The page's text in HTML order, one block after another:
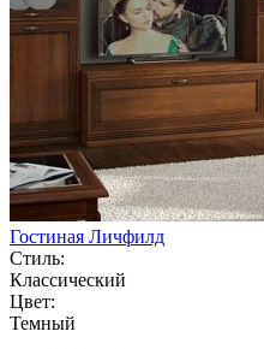
Гостиная Личфилд
Стиль:
Классический
Цвет:
Темный